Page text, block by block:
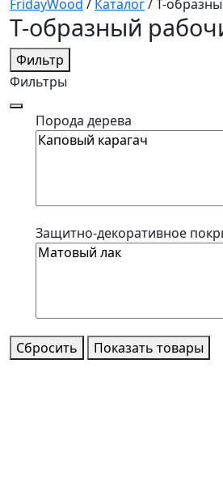
FridayWood / Каталог/Т-
Т-образный
Фильтр
Фильтры
Порода дерева
Защитно-декоративное
Сбросить Показать товары